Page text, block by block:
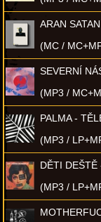
ARAN
(MC /
SEVERNÍ
(MP3 /
PALMA -
(MP3 /
DĚTI
(MP3 /